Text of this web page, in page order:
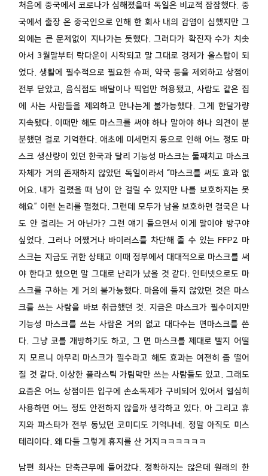
처음에 중국에서 코로나가 심해졌을때 독일은 비교적 잠잠했다. 중
국에서 출장 온 중국인으로 인해 한 회사 내의 감염이 심했지만 그
외에는 큰 문제없이 지나가는 듯했다. 그러다가 확진자 수가 치솟
아서 3월말부터 락다운이 시작되고 말 그대로 경제가 올스탑이 되
었다. 생활에 필수적으로 필요한 슈퍼, 약국 등을 제외하고 상점이
전부 닫았고, 음식점도 배달이나 픽업만 허용됐고, 사람도 같은 집
에 사는 사람들을 제외하고 만나는게 불가능했다. 그게 한달가량
지속됐다. 이때만 해도 마스크를 써야 하나 말아야 하나 의견이 분
분했던 걸로 기억한다. 애초에 미세먼지 등으로 인해 어느 정도 마
스크 생산량이 있던 한국과 달리 기능성 마스크는 둘째치고 마스크
자체가 거의 존재하지 않았던 독일이라서 “마스크를 써도 효과 없
어요. 내가 걸렸을 때 남이 안 걸릴 수 있지만 나를 보호하지는 못
해요” 이런 논리를 펼쳤다. 그런데 모두가 남을 보호하면 결국은 나
도 안 걸리는 거 아닌가? 그런 얘기 들으면서 이게 말이야 방구야
싶었다. 그러나 어쨌거나 바이러스를 차단해 줄 수 있는 FFP2 마
스크는 지금도 귀한 상태고 이때 정부에서 대대적으로 마스크를 써
야 한다고 했으면 말 그대로 난리가 났을 것 같다. 인터넷으로도 마
스크를 구하는 게 거의 불가능했다. 마음에 들지 않았던 것은 마스
크를 쓰는 사람을 바보 취급했던 것. 지금은 마스크가 필수이지만
기능성 마스크를 쓰는 사람은 거의 없고 대다수는 면마스크를 쓴
다. 그냥 코를 개방하기도 하고, 그 면 마스크를 제대로 빨지 어떨
지 모르니 아무리 마스크가 필수라고 해도 효과는 여전히 좀 떨어
질 것 같다. 이상한 플라스틱 가림막만 쓰는 사람들도 있고. 그래도
요즘은 어느 상점이든 입구에 손소독제가 구비되어 있어서 열심히
사용하면 어느 정도 안전하지 않을까 생각하고 있다. 아 그리고 휴
지와 파스타가 전부 동났던 코미디도 기억나네. 정말 아직도 미스
테리이다. 왜 다들 그렇게 휴지를 산 거지ㅋㅋㅋㅋㅋㅋ
남편 회사는 단축근무에 들어갔다. 정확하지는 않은데 원래의 한